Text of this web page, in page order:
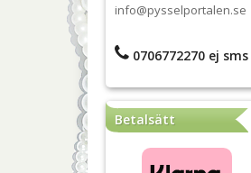
info@pysselportalen.se
0706772270 ej sms
Betalsätt